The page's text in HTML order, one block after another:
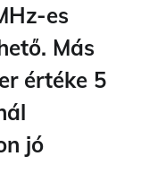
es
Más
értéke 5
jó